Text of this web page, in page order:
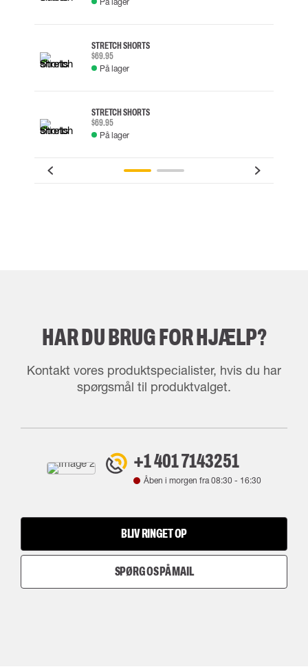
STRETCH SHORTS
$69.95
På lager
STRETCH SHORTS
$69.95
På lager
HAR DU BRUG FOR HJÆLP?
Kontakt vores produktspecialister, hvis du har
spørgsmål til produktvalget.
+1 401 7143251
Åben i morgen fra08:30 - 16:30
BLIV RINGET OP
SPØRG OS PÅ MAIL